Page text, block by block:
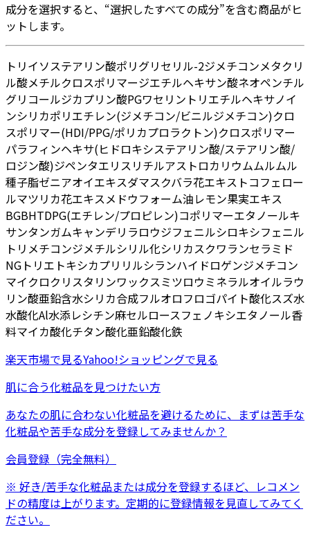
成分を選択すると、“選択したすべての成分”を含む商品がヒ
ットします。
トリイソステアリン酸ポリグリセリル-2ジメチコンメタクリ
ル酸メチルクロスポリマージエチルヘキサン酸ネオペンチル
グリコールジカプリン酸PGワセリン トリエチルヘキサノイ
ンシリカポリエチレン(ジメチコン/ビニルジメチコン)クロ
スポリマー(HDI/PPG/ポリカプロラクトン)クロスポリマー
パラフィンヘキサ(ヒドロキシステアリン酸/ステアリン酸/
ロジン酸)ジペンタエリスリチルアストロカリウムムルムル
種子脂ゼニアオイエキスダマスクバラ花エキス トコフェロー
ルマツリカ花エキスメドウフォーム油レモン果実エキス
BGBHTDPG(エチレン/プロピレン)コポリマーエタノールキ
サンタンガムキャンデリラロウジフェニルシロキシフェニル
トリメチコンジメチルシリル化シリカスクワランセラミド
NG トリエトキシカプリリルシランハイドロゲンジメチコン
マイクロクリスタリンワックスミツロウミネラルオイルラウ
リン酸亜鉛含水シリカ合成フルオロフロゴパイト酸化スズ水
水酸化Al水添レシチン麻セルロースフェノキシエタノール香
料マイカ酸化チタン酸化亜鉛酸化鉄
楽天市場で見るYahoo!ショッピングで見る
肌に合う化粧品を見つけたい方
あなたの肌に合わない化粧品を避けるために、まずは苦手な
化粧品や苦手な成分を登録してみませんか？
会員登録（完全無料）
※ 好き/苦手な化粧品または成分を登録するほど、レコメン
ドの精度は上がります。定期的に登録情報を見直してみてく
ださい。